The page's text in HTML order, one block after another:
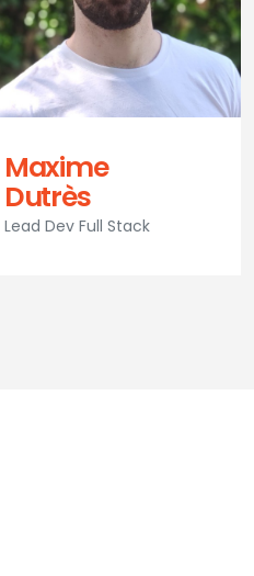
Maxime
Dutrès
Lead Dev Full Stack